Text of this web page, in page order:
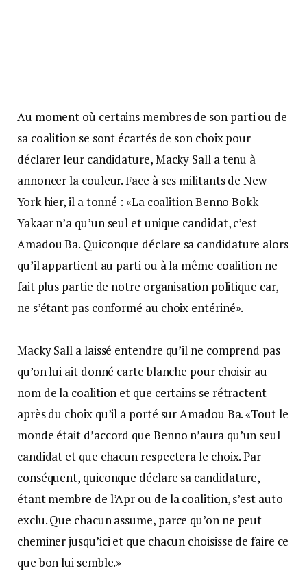
Au moment où certains membres de son parti ou de
sa coalition se sont écartés de son choix pour
déclarer leur candidature, Macky Sall a tenu à
annoncer la couleur. Face à ses militants de New
York hier, il a tonné : «La coalition Benno Bokk
Yakaar n’a qu’un seul et unique candidat, c’est
Amadou Ba. Quiconque déclare sa candidature alors
qu’il appartient au parti ou à la même coalition ne
fait plus partie de notre organisation politique car,
ne s’étant pas conformé au choix entériné».
Macky Sall a laissé entendre qu’il ne comprend pas
qu’on lui ait donné carte blanche pour choisir au
nom de la coalition et que certains se rétractent
après du choix qu’il a porté sur Amadou Ba. «Tout le
monde était d’accord que Benno n’aura qu’un seul
candidat et que chacun respectera le choix. Par
conséquent, quiconque déclare sa candidature,
étant membre de l’Apr ou de la coalition, s’est auto-
exclu. Que chacun assume, parce qu’on ne peut
cheminer jusqu’ici et que chacun choisisse de faire ce
que bon lui semble.»